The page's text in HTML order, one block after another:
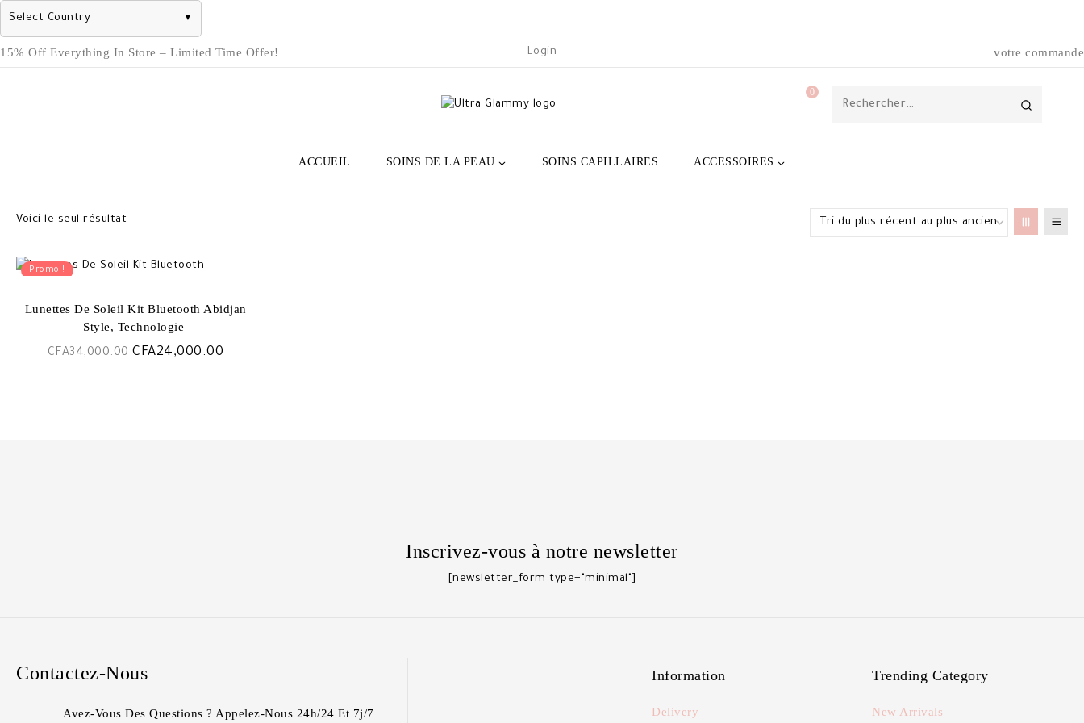
Select Country ▼
Skip
to
15% Off Everything In Store – Limited Time Offer! Login votre commande
0
ACCUEIL SOINS DE LA PEAU SOINS CAPILLAIRES ACCESSOIRES
Voici le seul résultat
Promo !
Lunettes De Soleil Kit Bluetooth Abidjan
Style, Technologie ️
CFA34,000.00 Le
CFA24,000.00
Inscrivez-vous à notre newsletter
[newsletter_form type="minimal"]
Contactez-Nous
Avez-Vous Des Questions ? Appelez-Nous 24h/24 Et 7j/7
Information
Delivery
Trending Category
New Arrivals